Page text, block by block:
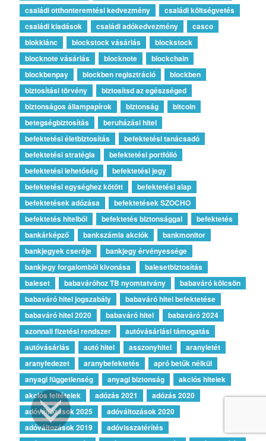
családi otthonteremtési kedvezmény
családi költségvetés
családi kiadások
családi adókedvezmény
casco
blokklánc
blockstock vásárlás
blockstock
blocknote vásárlás
blocknote
blockchain
blockbenpay
blockben regisztráció
blockben
biztosítási törvény
biztosítsd az egészséged
biztonságos állampapírok
biztonság
bitcoin
betegségbiztosítás
beruházási hitel
befektetési életbiztosítás
befektetési tanácsadó
befektetési stratégia
befektetési portfólió
befektetési lehetőség
befektetési jegy
befektetési egységhez kötött
befektetési alap
befektetések adózása
befektetések SZOCHO
befektetés hitelből
befektetés biztonsággal
befektetés
bankárképző
bankszámla akciók
bankmonitor
bankjegyek cseréje
bankjegy érvényessége
bankjegy forgalomból kivonása
balesetbiztosítás
baleset
babaváróhoz TB nyomtatvány
babaváró kölcsön
babaváró hitel jogszabály
babaváró hitel befektetése
babaváró hitel 2020
babaváró hitel
babaváró 2024
azonnali fizetési rendszer
autóvásárlási támogatás
autóvásárlás
autó hitel asszonyhitel
aranyletét
aranyfedezet
aranybefektetés
apró betűk nélkül
anyagi függetlenség
anyagi biztonság
akciós hitelek
akciós feltételek
adózás 2021
adózás 2020
adóváltozások 2025
adóváltozások 2020
adóváltozások 2019
adóvisszatérítés
Trustindex